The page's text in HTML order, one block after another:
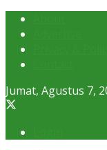
Jumat, Agustus 7,